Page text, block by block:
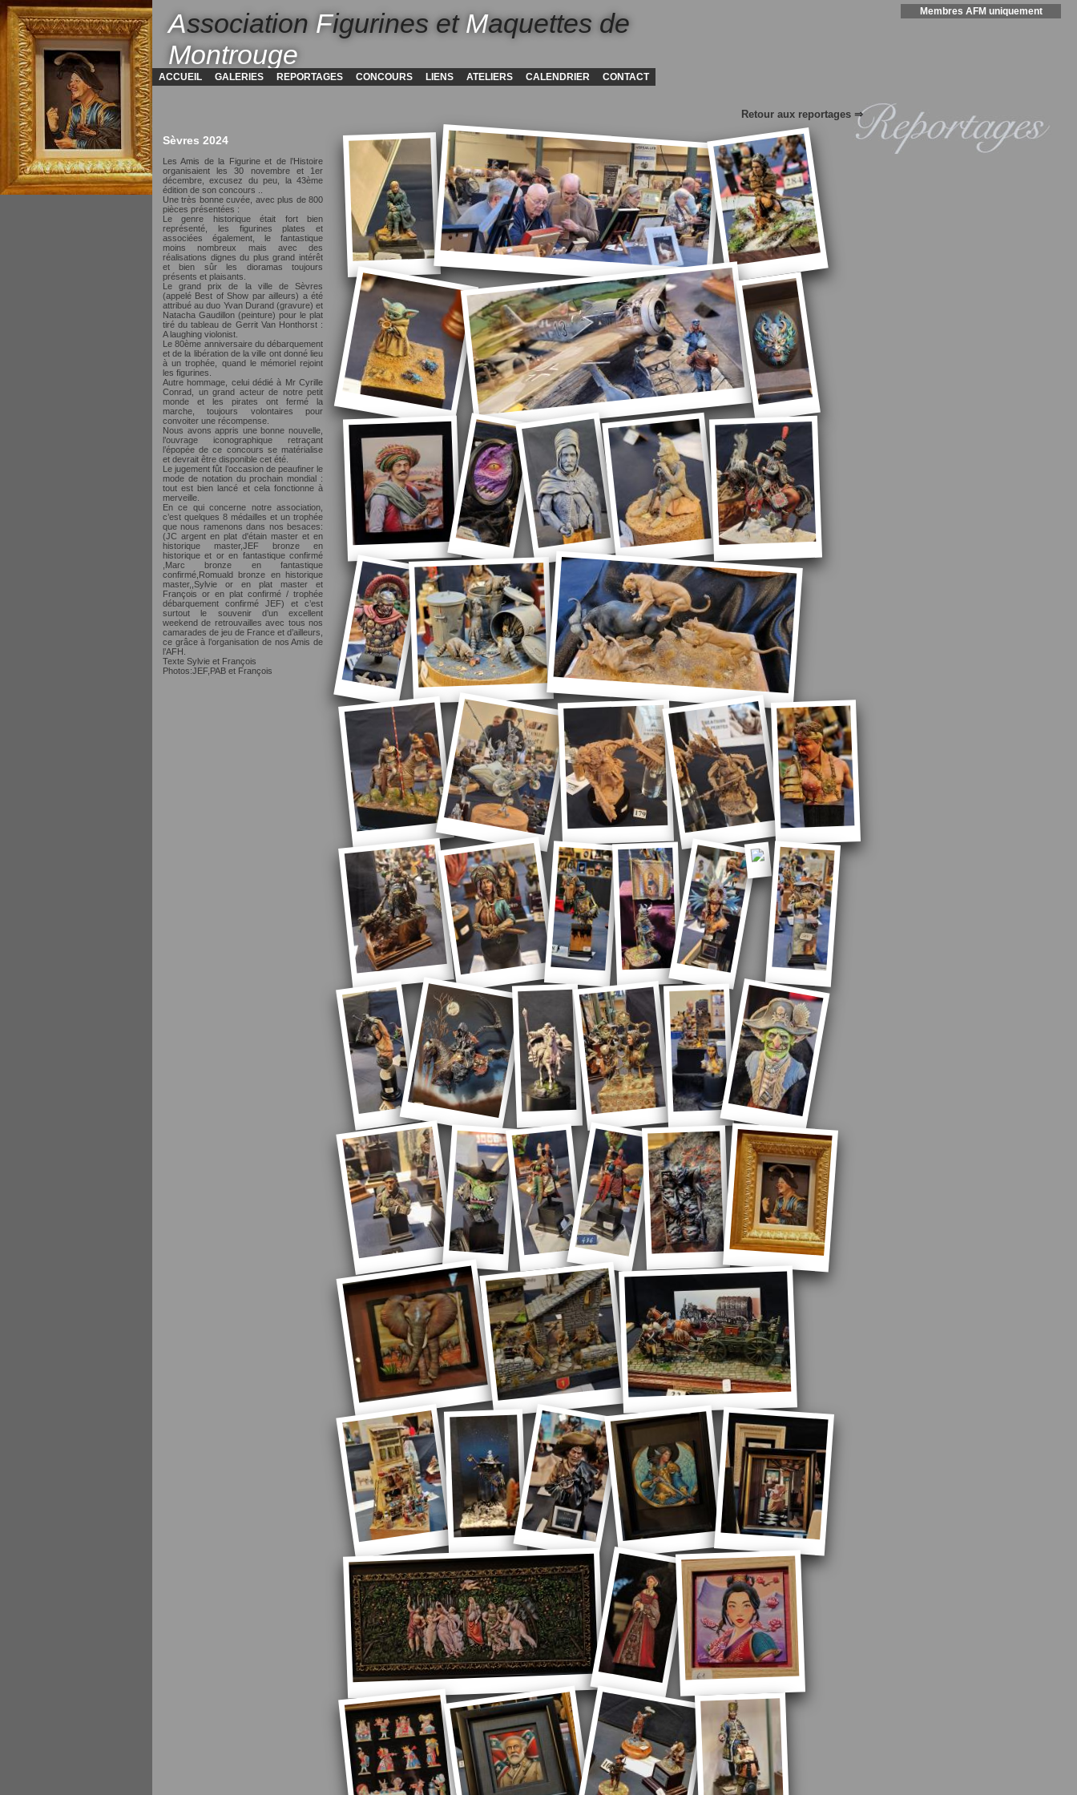
Association Figurines et Maquettes de
Montrouge
Membres AFM uniquement
ACCUEIL GALERIES REPORTAGES CONCOURS LIENS ATELIERS CALENDRIER CONTACT
Retour aux reportages ⇒
Sèvres 2024
Les Amis de la Figurine et de l’Histoire
organisaient les 30 novembre et 1er
décembre, excusez du peu, la 43ème
édition de son concours ..
Une très bonne cuvée, avec plus de 800
pièces présentées :
Le genre historique était fort bien
représenté, les figurines plates et
associées également, le fantastique
moins nombreux mais avec des
réalisations dignes du plus grand intérêt
et bien sûr les dioramas toujours
présents et plaisants.
Le grand prix de la ville de Sèvres
(appelé Best of Show par ailleurs) a été
attribué au duo Yvan Durand (gravure) et
Natacha Gaudillon (peinture) pour le plat
tiré du tableau de Gerrit Van Honthorst :
A laughing violonist.
Le 80ème anniversaire du débarquement
et de la libération de la ville ont donné lieu
à un trophée, quand le mémoriel rejoint
les figurines.
Autre hommage, celui dédié à Mr Cyrille
Conrad, un grand acteur de notre petit
monde et les pirates ont fermé la
marche, toujours volontaires pour
convoiter une récompense.
Nous avons appris une bonne nouvelle,
l’ouvrage iconographique retraçant
l’épopée de ce concours se matérialise
et devrait être disponible cet été.
Le jugement fût l’occasion de peaufiner le
mode de notation du prochain mondial :
tout est bien lancé et cela fonctionne à
merveille.
En ce qui concerne notre association,
c’est quelques 8 médailles et un trophée
que nous ramenons dans nos besaces:
(JC argent en plat d'étain master et en
historique master,JEF bronze en
historique et or en fantastique confirmé
,Marc bronze en fantastique
confirmé,Romuald bronze en historique
master,,Sylvie or en plat master et
François or en plat confirmé / trophée
débarquement confirmé JEF) et c’est
surtout le souvenir d’un excellent
weekend de retrouvailles avec tous nos
camarades de jeu de France et d’ailleurs,
ce grâce à l’organisation de nos Amis de
l’AFH.
Texte Sylvie et François
Photos:JEF,PAB et François